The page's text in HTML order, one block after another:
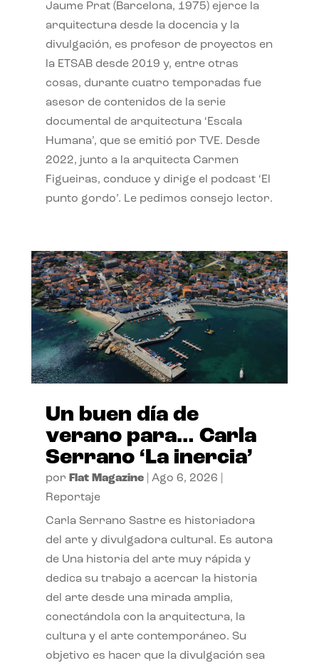
Jaume Prat (Barcelona, 1975) ejerce la
arquitectura desde la docencia y la
divulgación, es profesor de proyectos en
la ETSAB desde 2019 y, entre otras
cosas, durante cuatro temporadas fue
asesor de contenidos de la serie
documental de arquitectura ‘Escala
Humana’, que se emitió por TVE. Desde
2022, junto a la arquitecta Carmen
Figueiras, conduce y dirige el podcast ‘El
punto gordo’. Le pedimos consejo lector.
Un buen día de
verano para… Carla
Serrano ‘La inercia’
por Flat Magazine| Ago 6, 2026
Reportaje
Carla Serrano Sastre es historiadora
del arte y divulgadora cultural. Es autora
de Una historia del arte muy rápida y
dedica su trabajo a acercar la historia
del arte desde una mirada amplia,
conectándola con la arquitectura, la
cultura y el arte contemporáneo. Su
objetivo es hacer que la divulgación sea